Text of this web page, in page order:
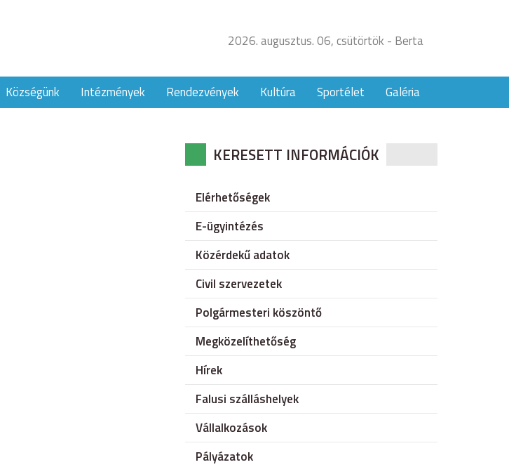
2026. augusztus. 06, csütörtök - Berta
Községünk Intézmények Rendezvények Kultúra Sportélet Galéria
KERESETT INFORMÁCIÓK
Elérhetőségek
E-ügyintézés
Közérdekű adatok
Civil szervezetek
Polgármesteri köszöntő
Megközelíthetőség
Hírek
Falusi szálláshelyek
Vállalkozások
Pályázatok